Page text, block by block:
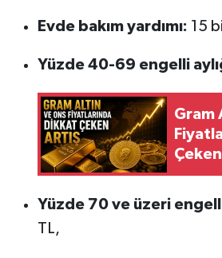
Evde bakım yardımı: 15
Yüzde 40-69 engelli
Gram
Yüzde 70 ve üzeri engelli
TL,